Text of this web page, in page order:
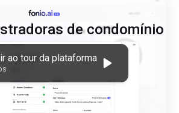
ao tour da plataforma
de condomínio